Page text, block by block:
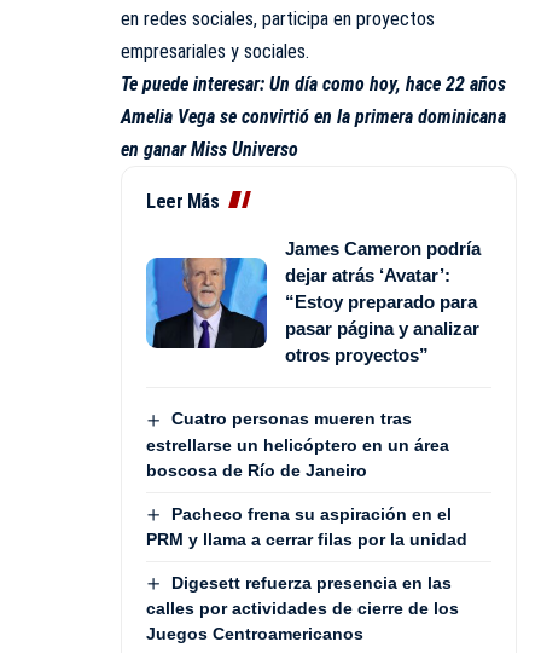
en redes sociales, participa en proyectos
empresariales y sociales.
Te puede interesar: Un día como hoy, hace 22 años
Amelia Vega se convirtió en la primera dominicana
en ganar Miss Universo
Leer Más
James Cameron podría
dejar atrás ‘Avatar’:
“Estoy preparado para
pasar página y analizar
otros proyectos”
Cuatro personas mueren tras
estrellarse un helicóptero en un área
boscosa de Río de Janeiro
Pacheco frena su aspiración en el
PRM y llama a cerrar filas por la unidad
Digesett refuerza presencia en las
calles por actividades de cierre de los
Juegos Centroamericanos